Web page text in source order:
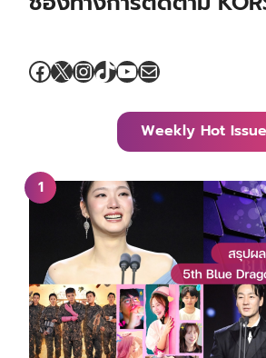
Facebook
X Instagram
TikTok
YouTube
Mail
Weekly Hot Issue